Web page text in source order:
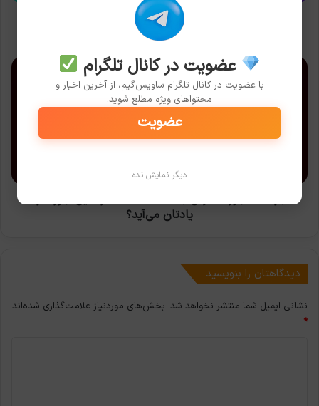
است
در دسترس است
بازگشت
را
یادتان
یادتان می‌آید؟
دیدگاهتان را بنویسید
نشانی ایمیل شما منتشر نخواهد شد. بخش‌های موردنیاز علامت‌گذاری شده‌اند
*
عضویت در کانال تلگرام
با عضویت در کانال تلگرام ساویس‌گیم، از آخرین اخبار و
محتواهای ویژه مطلع شوید.
عضویت
دیگر نمایش نده